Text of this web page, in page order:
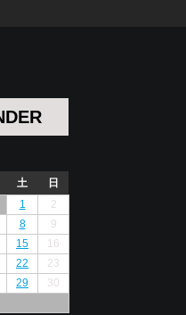
土
日
1
2
8
9
15
16
22
23
29
30